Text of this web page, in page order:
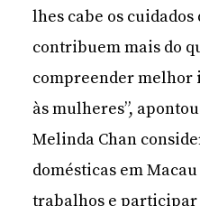
lhes cabe os
contribuem mais do
compreender melhor
às mulheres”,
Melinda Chan
domésticas em
trabalhos e participar